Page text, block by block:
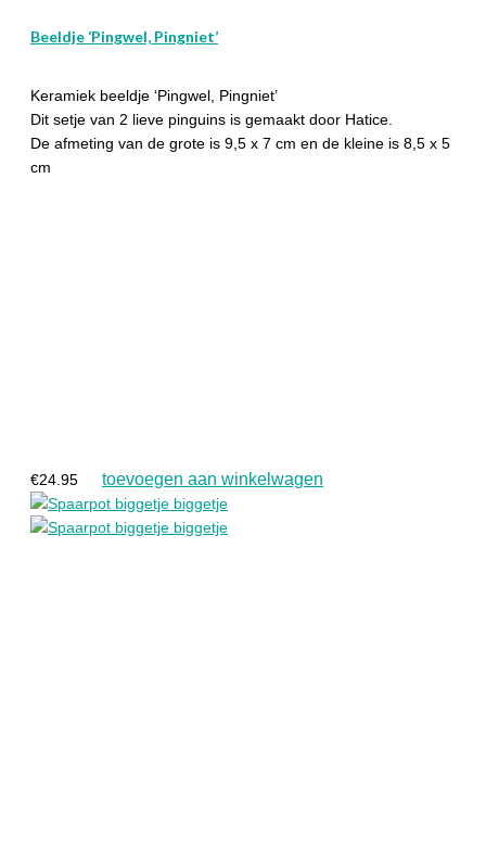
Beeldje ‘Pingwel, Pingniet’
Keramiek beeldje ‘Pingwel, Pingniet’
Dit setje van 2 lieve pinguins is gemaakt door Hatice.
De afmeting van de grote is 9,5 x 7 cm en de kleine is 8,5 x 5
cm
€24.95 toevoegen aan winkelwagen